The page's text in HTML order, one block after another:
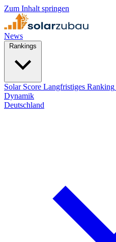
Zum Inhalt springen
News
Solar Score Langfristiges Ranking
Dynamik
Deutschland